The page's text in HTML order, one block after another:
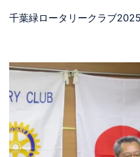
千葉緑ロータリークラブ